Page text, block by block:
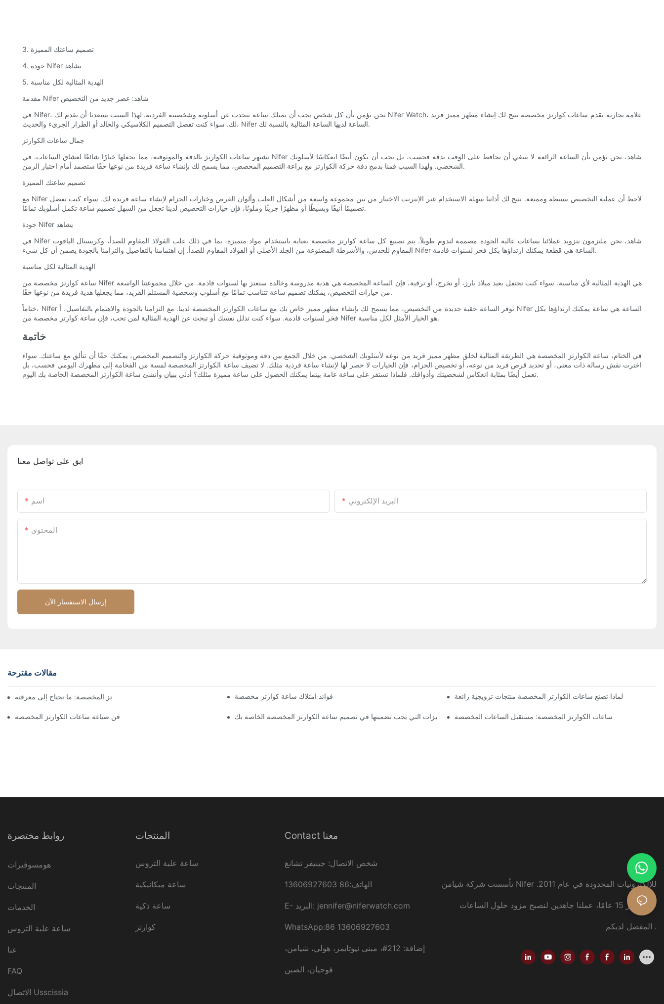
3. تصميم ساعتك المميزة
4. جودة Nifer يشاهد
5. الهدية المثالية لكل مناسبة
مقدمة Nifer شاهد: عصر جديد من التخصيص
في Nifer، نحن نؤمن بأن كل شخص يجب أن يمتلك ساعة تتحدث عن أسلوبه وشخصيته الفردية. لهذا السبب يسعدنا أن نقدم لك Nifer Watch، علامة تجارية تقدم ساعات كوارتز مخصصة تتيح لك إنشاء مظهر مميز فريد
لك. سواء كنت تفضل التصميم الكلاسيكي والخالد أو الطراز الجريء والحديث، Nifer الساعة لديها الساعة المثالية بالنسبة لك.
جمال ساعات الكوارتز
تشتهر ساعات الكوارتز بالدقة والموثوقية، مما يجعلها خيارًا شائعًا لعشاق الساعات. في Nifer شاهد، نحن نؤمن بأن الساعة الرائعة لا ينبغي أن تحافظ على الوقت بدقة فحسب، بل يجب أن تكون أيضًا انعكاسًا لأسلوبك
الشخصي. ولهذا السبب قمنا بدمج دقة حركة الكوارتز مع براعة التصميم المخصص، مما يسمح لك بإنشاء ساعة فريدة من نوعها حقًا ستصمد أمام اختبار الزمن.
تصميم ساعتك المميزة
مع Nifer لاحظ أن عملية التخصيص بسيطة وممتعة. تتيح لك أداتنا سهلة الاستخدام عبر الإنترنت الاختيار من بين مجموعة واسعة من أشكال العلب وألوان القرص وخيارات الحزام لإنشاء ساعة فريدة لك. سواء كنت تفضل
تصميمًا أنيقًا وبسيطًا أو مظهرًا جريئًا وملونًا، فإن خيارات التخصيص لدينا تجعل من السهل تصميم ساعة تكمل أسلوبك تمامًا.
جودة Nifer يشاهد
في Nifer شاهد، نحن ملتزمون بتزويد عملائنا بساعات عالية الجودة مصممة لتدوم طويلاً. يتم تصنيع كل ساعة كوارتز مخصصة بعناية باستخدام مواد متميزة، بما في ذلك علب الفولاذ المقاوم للصدأ، وكريستال الياقوت
المقاوم للخدش، والأشرطة المصنوعة من الجلد الأصلي أو الفولاذ المقاوم للصدأ. إن اهتمامنا بالتفاصيل والتزامنا بالجودة يضمن أن كل شيء Nifer الساعة هي قطعة يمكنك ارتداؤها بكل فخر لسنوات قادمة.
الهدية المثالية لكل مناسبة
ساعة كوارتز مخصصة من Nifer هي الهدية المثالية لأي مناسبة. سواء كنت تحتفل بعيد ميلاد بارز، أو تخرج، أو ترقية، فإن الساعة المخصصة هي هدية مدروسة وخالدة ستعتز بها لسنوات قادمة. من خلال مجموعتنا الواسعة
من خيارات التخصيص، يمكنك تصميم ساعة تتناسب تمامًا مع أسلوب وشخصية المستلم الفريد، مما يجعلها هدية فريدة من نوعها حقًا.
ختاماً، Nifer توفر الساعة حقبة جديدة من التخصيص، مما يسمح لك بإنشاء مظهر مميز خاص بك مع ساعات الكوارتز المخصصة لدينا. مع التزامنا بالجودة والاهتمام بالتفاصيل، أ Nifer الساعة هي ساعة يمكنك ارتداؤها بكل
فخر لسنوات قادمة. سواء كنت تدلل نفسك أو تبحث عن الهدية المثالية لمن تحب، فإن ساعة كوارتز مخصصة من Nifer هو الخيار الأمثل لكل مناسبة.
خاتمة
في الختام، ساعة الكوارتز المخصصة هي الطريقة المثالية لخلق مظهر مميز فريد من نوعه لأسلوبك الشخصي. من خلال الجمع بين دقة وموثوقية حركة الكوارتز والتصميم المخصص، يمكنك حقًا أن تتألق مع ساعتك. سواء
اخترت نقش رسالة ذات معنى، أو تحديد قرص فريد من نوعه، أو تخصيص الحزام، فإن الخيارات لا حصر لها لإنشاء ساعة فردية مثلك. لا تضيف ساعة الكوارتز المخصصة لمسة من الفخامة إلى مظهرك اليومي فحسب، بل
تعمل أيضًا بمثابة انعكاس لشخصيتك وأذواقك. فلماذا تستقر على ساعة عامة بينما يمكنك الحصول على ساعة مميزة مثلك؟ أدلي ببيان وأنشئ ساعة الكوارتز المخصصة الخاصة بك اليوم.
ابق على تواصل معنا
اسم البريد الإلكتروني
المحتوى
إرسال الاستفسار الآن
مقالات مقترحة
الأسئلة الشائعة حول ساعات الكوارتز المخصصة: ما تحتاج إلى معرفته فوائد امتلاك ساعة كوارتز مخصصة لماذا تصنع ساعات الكوارتز المخصصة منتجات ترويجية رائعة
فن صياغة ساعات الكوارتز المخصصة أهم الميزات التي يجب تضمينها في تصميم ساعة الكوارتز المخصصة الخاصة بكساعات الكوارتز المخصصة: مستقبل الساعات المخصصة
روابط مختصرة
هومسوفيرات
المنتجات
الخدمات
عنا
FAQ
الاتصال Usscissia
المنتجات
ساعة علبة التروس
ساعة ميكانيكية
ساعة ذكية
كوارتز
Contact معنا
شخص الاتصال: جينيفر تشانغ
الهاتف:86 13606927603
E- البريد: jennifer@niferwatch.com
WhatsApp:86 13606927603
إضافة: 212#، مبنى نيوتايمز، هولي، شيامن،
فوجيان، الصين
تأسست شركة شيامن Nifer للإلكترونيات المحدودة في عام 2011.
على مدار 15 عامًا، عملنا جاهدين لنصبح مزود حلول الساعات
.